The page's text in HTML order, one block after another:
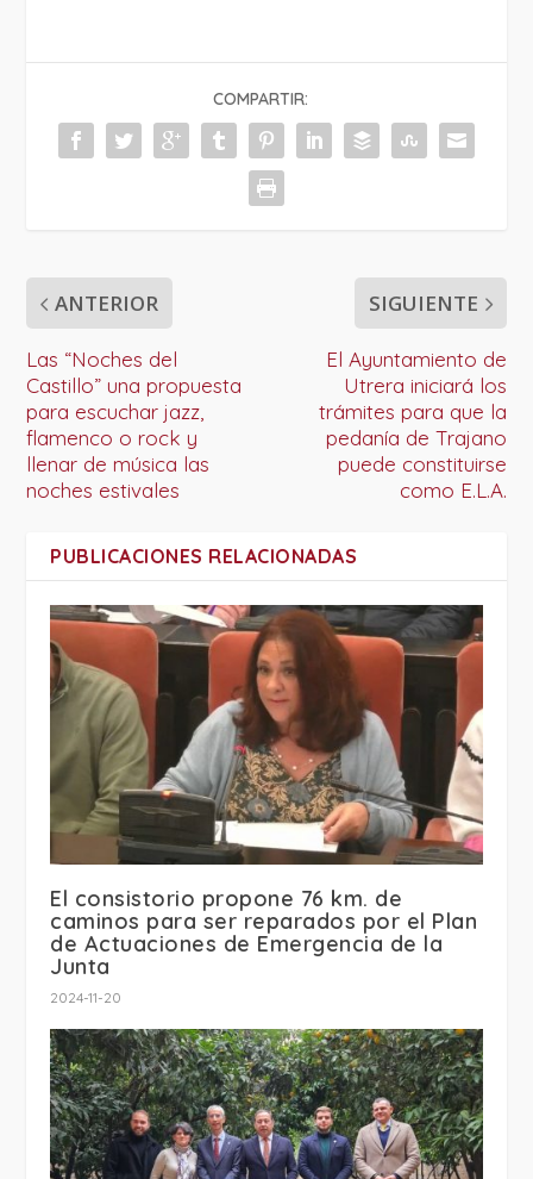
COMPARTIR:
ANTERIOR
Las “Noches del
Castillo” una propuesta
para escuchar jazz,
flamenco o rock y
llenar de música las
noches estivales
SIGUIENTE
El Ayuntamiento de
Utrera iniciará los
trámites para que la
pedanía de Trajano
puede constituirse
como E.L.A.
PUBLICACIONES RELACIONADAS
El consistorio propone 76 km. de
caminos para ser reparados por el Plan
de Actuaciones de Emergencia de la
Junta
2024-11-20